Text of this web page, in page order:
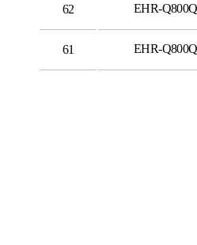
62 EHR-
61 EHR-